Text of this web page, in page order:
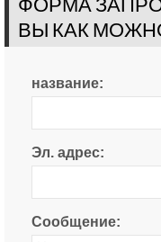
ВЫ КАК
название:
Эл. адрес:
Сообщение: